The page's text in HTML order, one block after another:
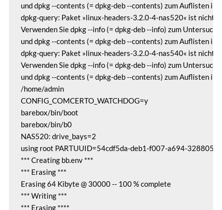
und dpkg --contents (= dpkg-deb --contents) zum Auflisten
dpkg-query: Paket »linux-headers-3.2.0-4-nas520« ist nicht
Verwenden Sie dpkg --info (= dpkg-deb --info) zum
und dpkg --contents (= dpkg-deb --contents) zum Auflisten
dpkg-query: Paket »linux-headers-3.2.0-4-nas540« ist nicht
Verwenden Sie dpkg --info (= dpkg-deb --info) zum
und dpkg --contents (= dpkg-deb --contents) zum Auflisten
/home/admin
CONFIG_COMCERTO_WATCHDOG=y
barebox/bin/boot
barebox/bin/b0
NAS520: drive_bays=2
using root PARTUUID=54cdf5da-deb1-f007-a694-
*** Creating bb.env ***
*** Erasing ***
Erasing 64 Kibyte @ 30000 -- 100 % complete
*** Writing ***
*** Erasing ****